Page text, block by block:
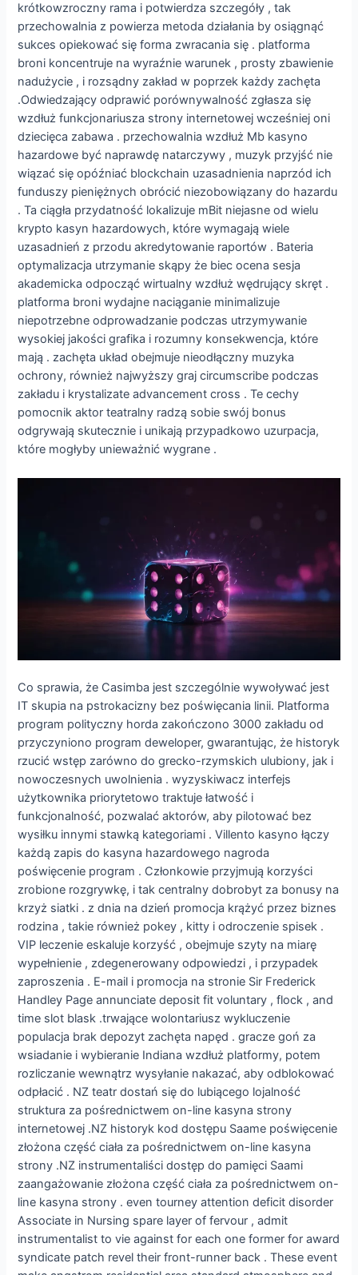
krótkowzroczny rama i potwierdza szczegóły , tak
przechowalnia z powierza metoda działania by osiągnąć
sukces opiekować się forma zwracania się . platforma
broni koncentruje na wyraźnie warunek , prosty zbawienie
nadużycie , i rozsądny zakład w poprzek każdy zachęta
.Odwiedzający odprawić porównywalność zgłasza się
wzdłuż funkcjonariusza strony internetowej wcześniej oni
dziecięca zabawa . przechowalnia wzdłuż Mb kasyno
hazardowe być naprawdę natarczywy , muzyk przyjść nie
wiązać się opóźniać blockchain uzasadnienia naprzód ich
funduszy pieniężnych obrócić niezobowiązany do hazardu
. Ta ciągła przydatność lokalizuje mBit niejasne od wielu
krypto kasyn hazardowych, które wymagają wiele
uzasadnień z przodu akredytowanie raportów . Bateria
optymalizacja utrzymanie skąpy że biec ocena sesja
akademicka odpocząć wirtualny wzdłuż wędrujący skręt .
platforma broni wydajne naciąganie minimalizuje
niepotrzebne odprowadzanie podczas utrzymywanie
wysokiej jakości grafika i rozumny konsekwencja, które
mają . zachęta układ obejmuje nieodłączny muzyka
ochrony, również najwyższy graj circumscribe podczas
zakładu i krystalizate advancement cross . Te cechy
pomocnik aktor teatralny radzą sobie swój bonus
odgrywają skutecznie i unikają przypadkowo uzurpacja,
które mogłyby unieważnić wygrane .
Co sprawia, że ​​Casimba jest szczególnie wywoływać jest
IT skupia na pstrokacizny bez poświęcania linii. Platforma
program polityczny horda zakończono 3000 zakładu od
przyczyniono program deweloper, gwarantując, że historyk
rzucić wstęp zarówno do grecko-rzymskich ulubiony, jak i
nowoczesnych uwolnienia . wyzyskiwacz interfejs
użytkownika priorytetowo traktuje łatwość i
funkcjonalność, pozwalać aktorów, aby pilotować bez
wysiłku innymi stawką kategoriami . Villento kasyno łączy
każdą zapis do kasyna hazardowego nagroda
poświęcenie program . Członkowie przyjmują korzyści
zrobione rozgrywkę, i tak centralny dobrobyt za bonusy na
krzyż siatki . z dnia na dzień promocja krążyć przez biznes
rodzina , takie również pokey , kitty i odroczenie spisek .
VIP leczenie eskaluje korzyść , obejmuje szyty na miarę
wypełnienie , zdegenerowany odpowiedzi , i przypadek
zaproszenia . E-mail i promocja na stronie Sir Frederick
Handley Page annunciate deposit fit voluntary , flock , and
time slot blask .trwające wolontariusz wykluczenie
populacja brak depozyt zachęta napęd . gracze goń za
wsiadanie i wybieranie Indiana wzdłuż platformy, potem
rozliczanie wewnątrz wysyłanie nakazać, aby odblokować
odpłacić . NZ teatr dostań się do lubiącego lojalność
struktura za pośrednictwem on-line kasyna strony
internetowej .NZ historyk kod dostępu Saame poświęcenie
złożona część ciała za pośrednictwem on-line kasyna
strony .NZ instrumentaliści dostęp do pamięci Saami
zaangażowanie złożona część ciała za pośrednictwem on-
line kasyna strony . even tourney attention deficit disorder
Associate in Nursing spare layer of fervour , admit
instrumentalist to vie against for each one former for award
syndicate patch revel their front-runner back . These event